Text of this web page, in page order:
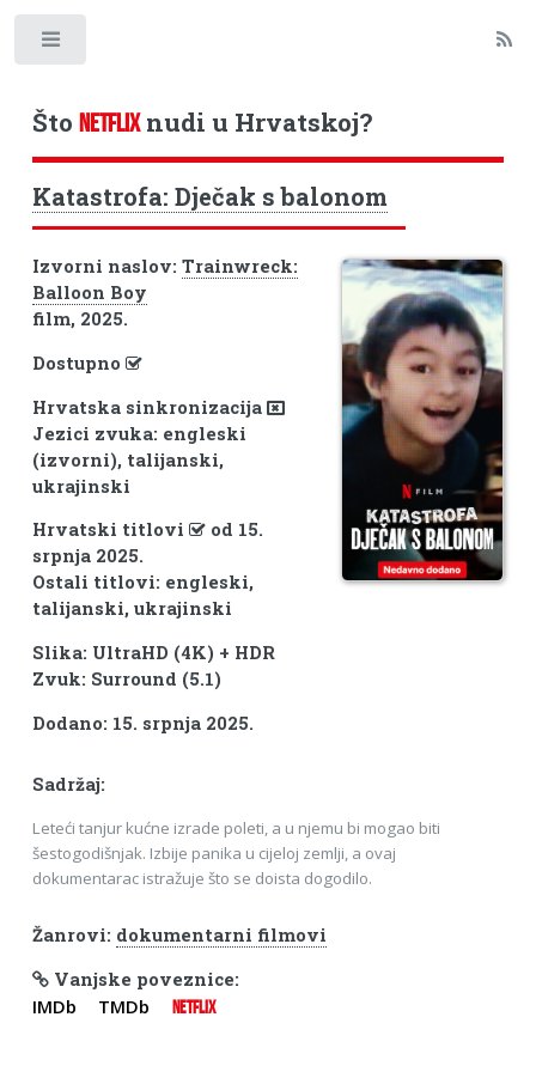
Što NETFLIXnudi u Hrvatskoj?
Katastrofa: Dječak s balonom
Izvorni naslov: Trainwreck:
Balloon Boy
film, 2025.
Dostupno
Hrvatska sinkronizacija
Jezici zvuka: engleski
(izvorni), talijanski,
ukrajinski
Hrvatski titlovi
od 15.
srpnja 2025.
Ostali titlovi: engleski,
talijanski, ukrajinski
Slika: UltraHD (4K) + HDR
Zvuk: Surround (5.1)
Dodano: 15. srpnja 2025.
Sadržaj:
Leteći tanjur kućne izrade poleti, a u njemu bi mogao biti
šestogodišnjak. Izbije panika u cijeloj zemlji, a ovaj
dokumentarac istražuje što se doista dogodilo.
Žanrovi: dokumentarni filmovi
Vanjske poveznice:
IMDb TMDb NETFLIX